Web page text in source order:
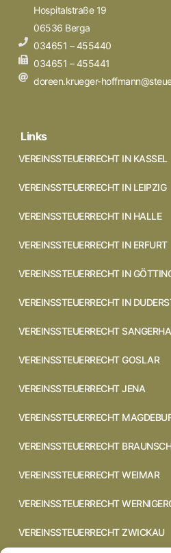
Hospitalstraße 19
06536 Berga
034651 – 455440
034651 – 455441
doreen.krueger-
Links
VEREINSSTEUERRECHT IN KASSEL
VEREINSSTEUERRECHT IN LEIPZIG
VEREINSSTEUERRECHT IN HALLE
VEREINSSTEUERRECHT IN ERFURT
VEREINSSTEUERRECHT IN
VEREINSSTEUERRECHT IN
VEREINSSTEUERRECHT
VEREINSSTEUERRECHT GOSLAR
VEREINSSTEUERRECHT JENA
VEREINSSTEUERRECHT
VEREINSSTEUERRECHT
VEREINSSTEUERRECHT WEIMAR
VEREINSSTEUERRECHT
VEREINSSTEUERRECHT ZWICKAU